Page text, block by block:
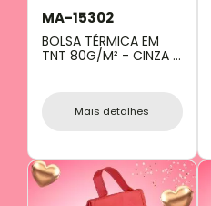
MA-15302
BOLSA TÉRMICA EM
TNT 80G/M² - CINZA -
Mais detalhes